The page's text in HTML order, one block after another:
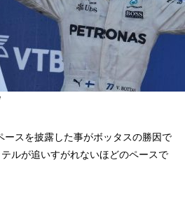
ースを披露した事がボッタスの勝因で
ルが追いすがれないほどのペースで